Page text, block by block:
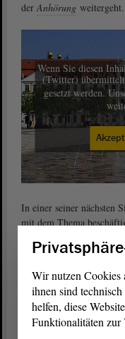
derAnhörung weitergeht.
Wenn Sie diesen
(Twitter)
gesetzt werden.
In einer seiner nächsten
mit dem Thema
Novenber/Dezember der
Die Ausschusssitzungen
Das heißt, falls Sie ein
vorbeischauen und den
über die Schulter
Wir nutzen Cookies
ihnen sind
helfen, diese
Funktionalitäten zur